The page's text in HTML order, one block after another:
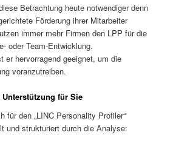
Betrachtung heute notwendiger denn
Förderung ihrer Mitarbeiter
immer mehr Firmen den LPP für die
oder Team-Entwicklung.
er hervorragend geeignet, um die
voranzutreiben.
für Sie
für den „LINC Personality Profiler“
und strukturiert durch die Analyse: